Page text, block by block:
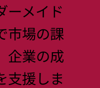
ーメイド
市場の課
企業の成
支援しま